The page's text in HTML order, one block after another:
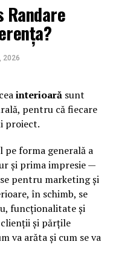
Randare
2026
interioarăsunt
pentru că fiecare
proiect.
pe forma generală a
și prima impresie —
pentru marketing și
în schimb, se
funcționalitate și
și părțile
va arăta și cum se va